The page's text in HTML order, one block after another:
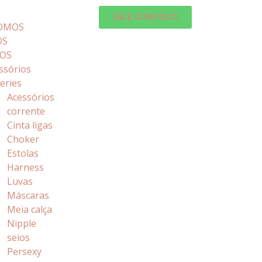
Acessórios
corrente
Cinta ligas
Choker
Estolas
Harness
Luvas
Máscaras
Meia calça
Nipple
seios
Persexy
FALE CONOSCO